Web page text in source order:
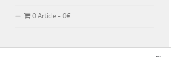
0 Article 0€